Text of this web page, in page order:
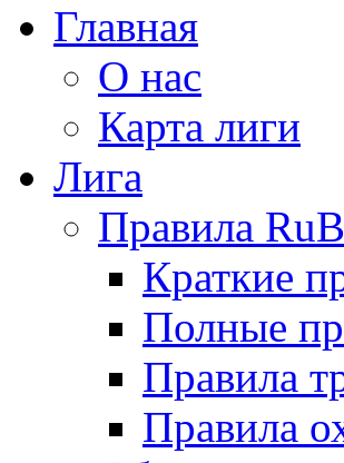
Главная
О нас
Карта лиги
Лига
Правила
Краткие
Полные
Правила
Правила